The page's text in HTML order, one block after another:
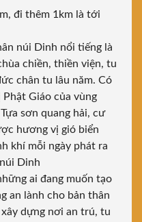
đi thêm 1km là tới
núi Dinh nổi tiếng là
chiền, thiền viện, tu
chân tu lâu năm. Có
Giáo của vùng
sơn quang hải, cư
hương vị gió biển
khí mỗi ngày phát ra
Dinh
ai đang muốn tạo
an lành cho bản thân
dựng nơi an trú, tu